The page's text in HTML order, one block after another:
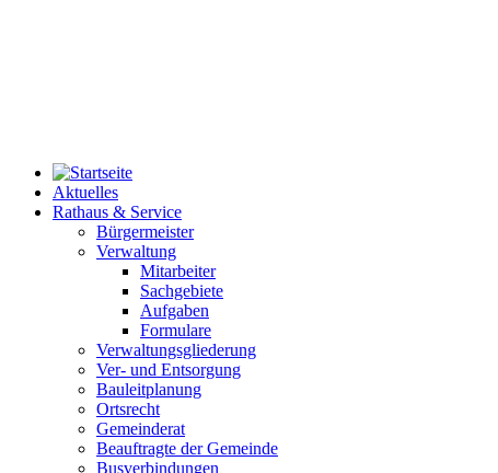
Aktuelles
Rathaus & Service
Bürgermeister
Verwaltung
Mitarbeiter
Sachgebiete
Aufgaben
Formulare
Verwaltungsgliederung
Ver- und Entsorgung
Bauleitplanung
Ortsrecht
Gemeinderat
Beauftragte der Gemeinde
Busverbindungen